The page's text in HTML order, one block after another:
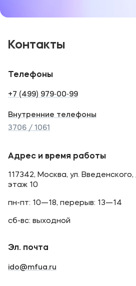
Контакты
Телефоны
+7 (499) 979‑00‑99
Внутренние телефоны
3706 / 1061
Адрес и время работы
117342, Москва, ул. Введенского,
этаж 10
пн-пт: 10—18, перерыв: 13—14
сб-вс: выходной
Эл. почта
ido@mfua.ru